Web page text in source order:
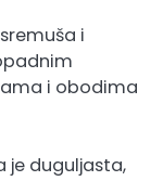
i
i obodima
je duguljasta,